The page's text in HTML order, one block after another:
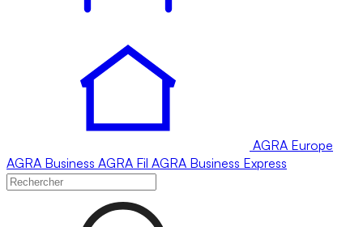
AGRA Europe
AGRA Business AGRA Fil AGRA Business Express